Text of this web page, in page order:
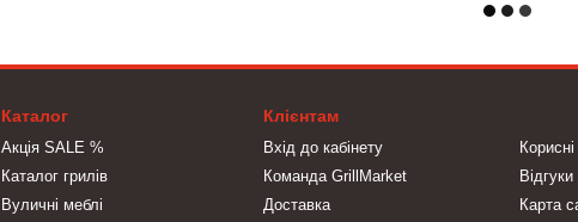
Каталог
Акція SALE %
Каталог грилів
Вуличні меблі
Клієнтам
Вхід до кабінету
Команда GrillMarket
Доставка
Корисні
Карта